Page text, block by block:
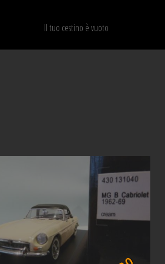
Il tuo cestino è vuoto
Mostra solo I modelli disponibili RIPRISTINA